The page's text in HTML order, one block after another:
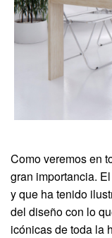
Como veremos en
gran importancia.
y que ha tenido
del diseño con lo
icónicas de toda la